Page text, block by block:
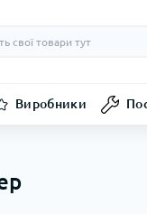
Виробники